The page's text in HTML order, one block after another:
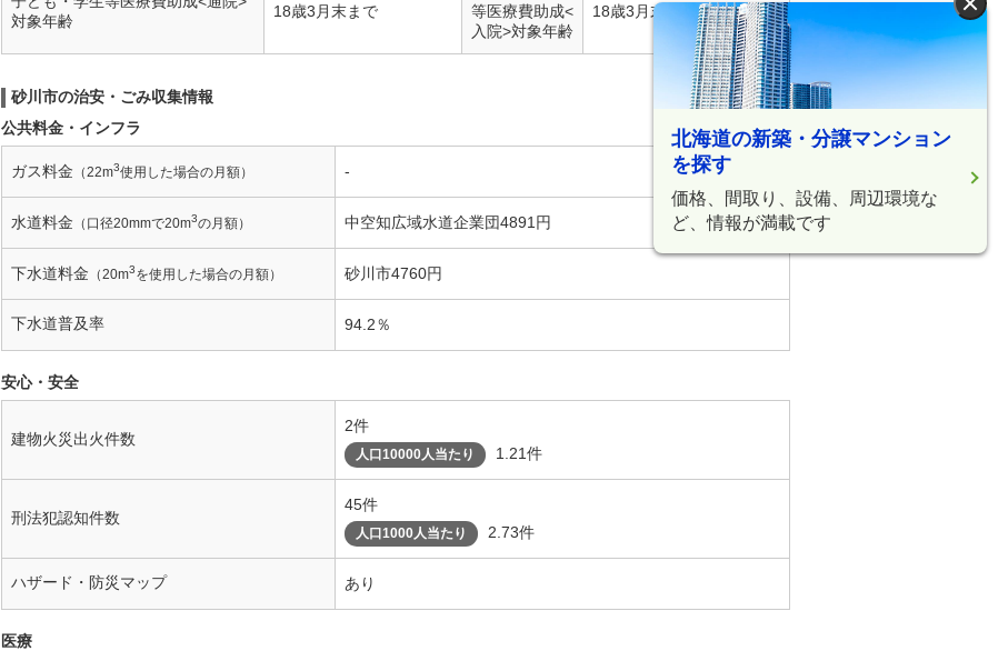
北海道の新築・分譲マンション
を探す
価格、間取り、設備、周辺環境な
ど、情報が満載です
対象年齢
18歳3月末まで
等医療費助成<
入院>対象年齢
18歳3月末まで
砂川市の治安・ごみ収集情報
公共料金・インフラ
ガス料金 （22m3使用した場合の月額） -
水道料金 （口径20mmで20m3の月額） 中空知広域水道企業団4891円
下水道料金 （20m3を使用した場合の月額） 砂川市4760円
下水道普及率 94.2％
安心・安全
建物火災出火件数
2件
人口10000人当たり 1.21件
刑法犯認知件数
45件
人口1000人当たり 2.73件
ハザード・防災マップ あり
医療